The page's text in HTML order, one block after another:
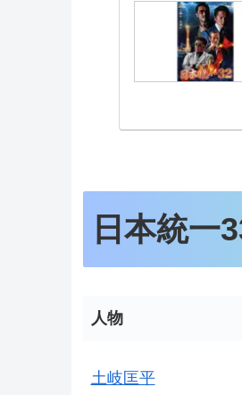
日本統一
人物
土岐匡平